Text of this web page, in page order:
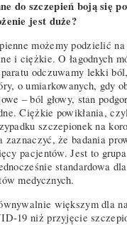
do szczepień boją się
jest duże?
możemy podzielić
i ciężkie. O łagodnych
odczuwamy lekki ból,
o umiarkowanych, gdy
– ból głowy, stan
Ciężkie powikłania,
szczepionek na
zaznaczyć, że badania
pacjentów. Jest to grupa
standardowa
medycznych.
większym dla
19 niż przyjęcie